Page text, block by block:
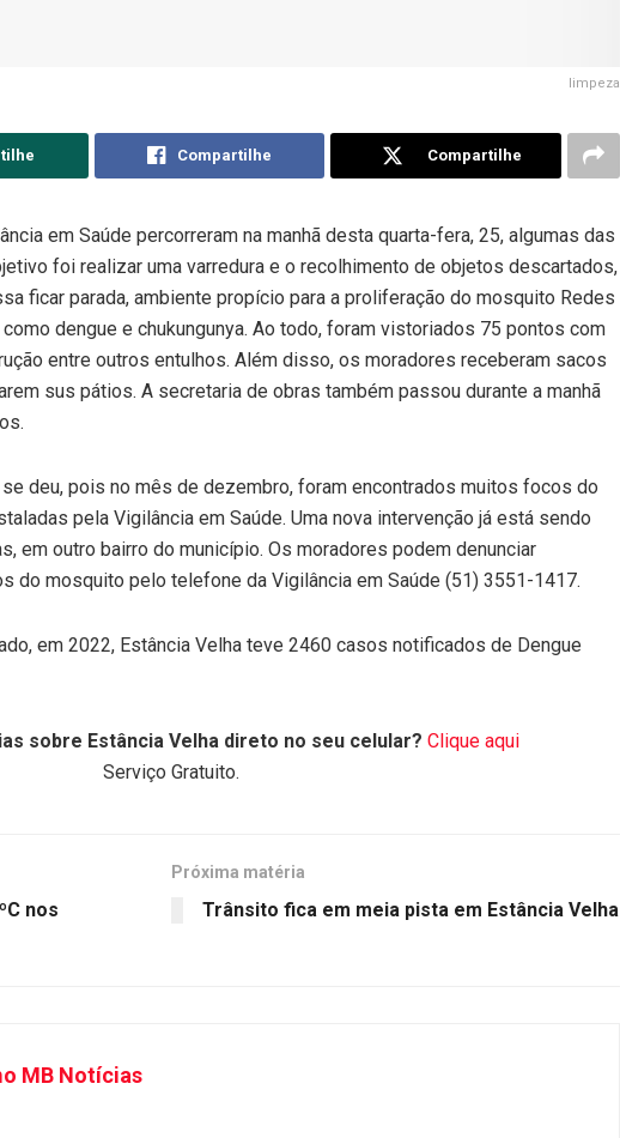
limpeza
Compartilhe Compartilhe
em Saúde percorreram na manhã desta quarta-fera, 25, algumas das
foi realizar uma varredura e o recolhimento de objetos descartados,
ficar parada, ambiente propício para a proliferação do mosquito Redes
dengue e chukungunya. Ao todo, foram vistoriados 75 pontos com
entre outros entulhos. Além disso, os moradores receberam sacos
sus pátios. A secretaria de obras também passou durante a manhã
deu, pois no mês de dezembro, foram encontrados muitos focos do
pela Vigilância em Saúde. Uma nova intervenção já está sendo
em outro bairro do município. Os moradores podem denunciar
do mosquito pelo telefone da Vigilância em Saúde (51) 3551-1417.
em 2022, Estância Velha teve 2460 casos notificados de Dengue
sobre Estância Velha direto no seu celular? Clique aqui
Serviço Gratuito.
nos
Próxima matéria
Trânsito fica em meia pista em Estância Velha
MB Notícias